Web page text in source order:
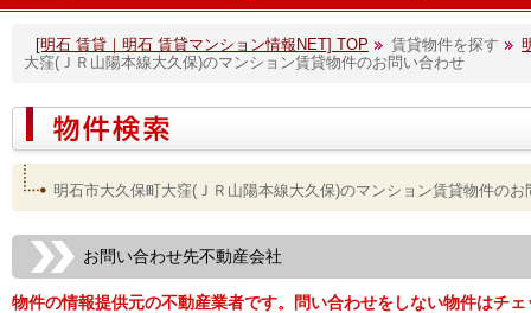
[明石 賃貸｜明石 賃貸マンション情報NET] TOP 賃貸物件を探す
大窪(ＪＲ山陽本線大久保)のマンション賃貸物件のお問い合わせ
明石市大久保町大窪(ＪＲ山陽本線大久保)のマンション賃貸物件の
お問い合わせ先不動産会社
物件の情報提供元の不動産業者です。問い合わせをしない物件はチ